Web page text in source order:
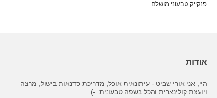
פנקייק טבעוני מושלם
אודות
היי, אני אורי שביט - עיתונאית אוכל, מדריכת סדנאות בישול, מרצה
ויועצת קולינארית והכל בשפה טבעונית :-)